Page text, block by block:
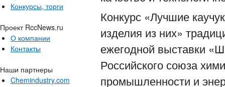
Конкурсы, торги
Проект RccNews.ru
О компании
Контакты
Наши партнеры
Chemindustry.com
Конкурс «Лучшие
изделия из них»
ежегодной выставки
Российского союза
промышленности и